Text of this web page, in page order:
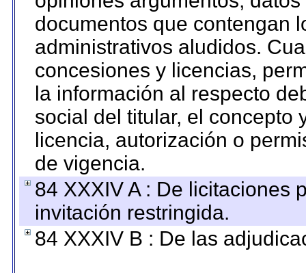
documentos que contengan
administrativos aludidos.
concesiones y licencias,
la información al respecto
social del titular, el concepto
licencia, autorización o
de vigencia.
84 XXXIV A : De licitaciones
invitación restringida.
84 XXXIV B : De las